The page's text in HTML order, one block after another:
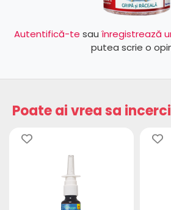
Autentifică-te sau înregistrează
putea scrie o
Poate ai vrea sa incerci